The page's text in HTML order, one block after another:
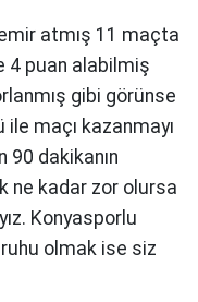
atmış 11 maçta
4 puan alabilmiş
gibi görünse
ile maçı kazanmayı
90 dakikanın
ne kadar zor olursa
Konyasporlu
olmak ise siz